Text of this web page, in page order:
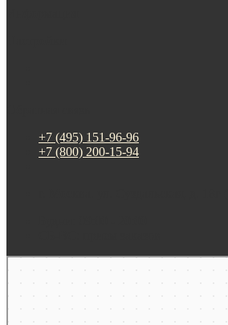
+7 (495) 151-96-96
+7 (800) 200-15-94
Москва